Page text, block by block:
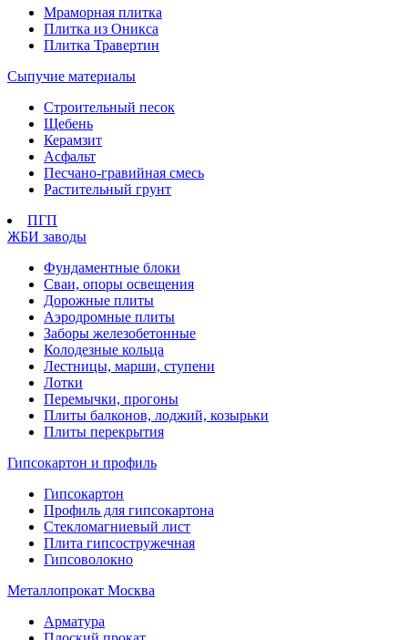
Мраморная плитка
Плитка из Оникса
Плитка Травертин
Сыпучие материалы
Строительный песок
Щебень
Керамзит
Асфальт
Песчано-гравийная смесь
Растительный грунт
ПГП
ЖБИ заводы
Фундаментные блоки
Сваи, опоры освещения
Дорожные плиты
Аэродромные плиты
Заборы железобетонные
Колодезные кольца
Лестницы, марши, ступени
Лотки
Перемычки, прогоны
Плиты балконов, лоджий, козырьки
Плиты перекрытия
Гипсокартон и профиль
Гипсокартон
Профиль для гипсокартона
Стекломагниевый лист
Плита гипсостружечная
Гипсоволокно
Металлопрокат Москва
Арматура